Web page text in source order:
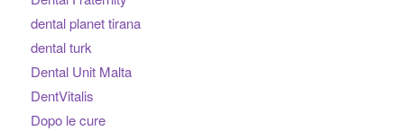
dental planet tirana
dental turk
Dental Unit Malta
DentVitalis
Dopo le cure